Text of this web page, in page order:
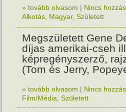
» tovább olvasom | Nincs
Alkotás Magyar, Született
Megszületett Gene
díjas amerikai-cseh
képregényszerző,
(Tom és Jerry,
» tovább olvasom | Nincs
Film/Média Született